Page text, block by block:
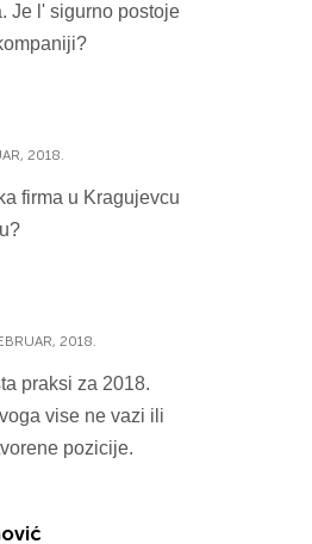
Je l' sigurno postoje
2018.
firma u Kragujevcu
2018.
praksi za 2018.
vise ne vazi ili
pozicije.